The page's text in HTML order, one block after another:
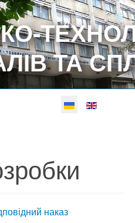
ТА
Виберіть свою мову
наказ